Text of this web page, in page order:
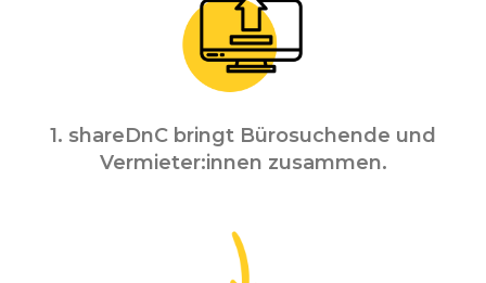
1. shareDnC bringt Bürosuchende und
Vermieter:innen zusammen.